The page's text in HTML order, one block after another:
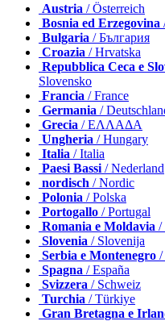
Austria / Österreich
Bosnia ed Erzegovina
Bulgaria / България
Croazia / Hrvatska
Repubblica Ceca e
Slovensko
Francia / France
Germania /
Grecia / ΕΛΛΑΔΑ
Ungheria / Hungary
Italia / Italia
Paesi Bassi / Nederland
nordisch / Nordic
Polonia / Polska
Portogallo / Portugal
Romania e Moldavia /
Slovenia / Slovenija
Serbia e Montenegro /
Spagna / España
Svizzera / Schweiz
Turchia / Türkiye
Gran Bretagna e